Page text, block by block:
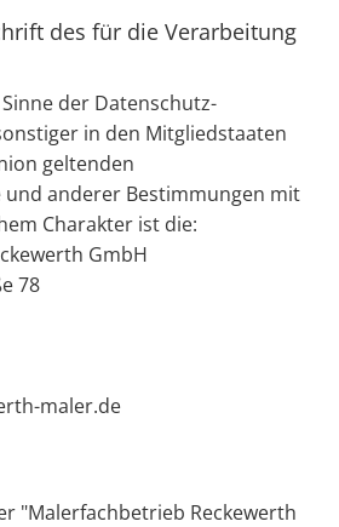
des für die Verarbeitung
der Datenschutz-
in den Mitgliedstaaten
geltenden
und anderer Bestimmungen mit
Charakter ist die:
GmbH
78
maler.de
"Malerfachbetrieb Reckewerth